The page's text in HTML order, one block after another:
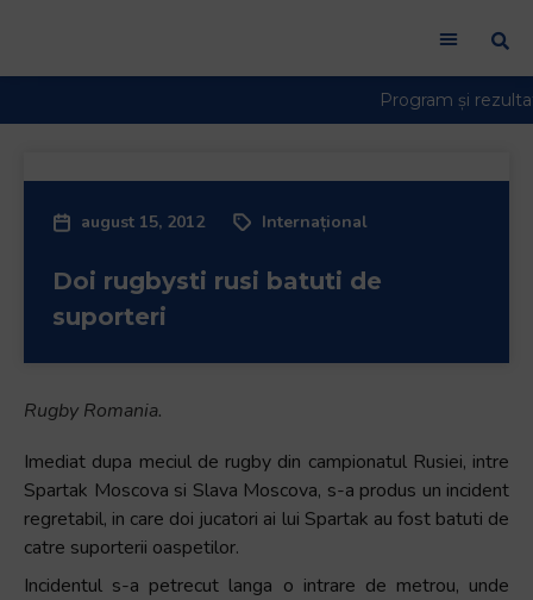
august 15, 2012 Internațional
Doi rugbysti rusi batuti de
suporteri
Rugby Romania.
Imediat dupa meciul de rugby din campionatul Rusiei, intre
Spartak Moscova si Slava Moscova, s-a produs un incident
regretabil, in care doi jucatori ai lui Spartak au fost batuti de
catre suporterii oaspetilor.
Incidentul s-a petrecut langa o intrare de metrou, unde